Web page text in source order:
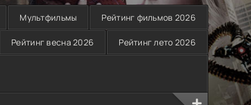
Мультфильмы Рейтинг фильмов 2026
Рейтинг весна 2026 Рейтинг лето 2026